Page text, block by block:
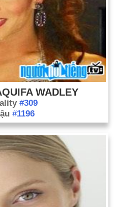
WADLEY
#309
#1196